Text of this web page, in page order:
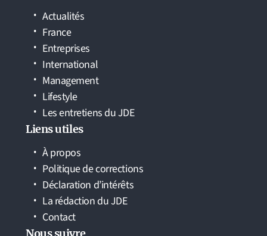
Actualités
France
Entreprises
International
Management
Lifestyle
Les entretiens du JDE
Liens utiles
À propos
Politique de corrections
Déclaration d’intérêts
La rédaction du JDE
Contact